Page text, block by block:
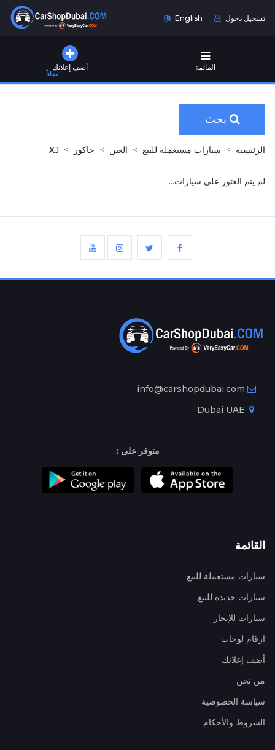
English تسجيل دخول
أضف إعلانك
مجاناً
القائمة
بحث
الرئيسية سيارات مستعملة للبيع العين جاكور XJ
لم يتم العثور على سيارات...
info@carshopdubai.com
متوفر على :
القائمة
سيارات مستعملة للبيع
سيارات جديدة للبيع
سيارات للإيجار
ارقام لوحات
أضف إعلانك
من نحن
سياسة الخصوصية
الشروط والأحكام